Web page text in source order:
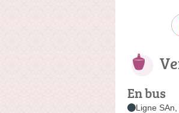
En bus
Ligne